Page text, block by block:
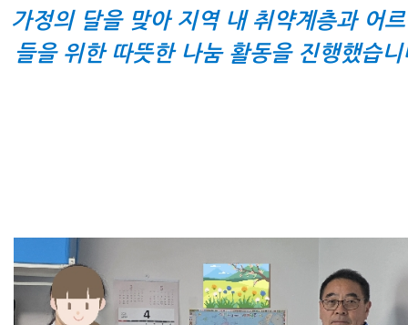
가정의 달을 맞아 지역 내 취약계층과 어
들을 위한 따뜻한 나눔 활동을 진행했습니